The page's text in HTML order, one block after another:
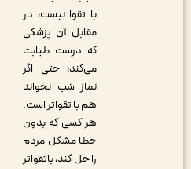
با تقوا نیست، در
مقابل آن پزشکی
که درست طبابت
می‌کند، حتی اگر
نماز شب نخواند
هم با تقواتر است.
هر کسی که بدون
خطا مشکل مردم
را حل کند، باتقواتر